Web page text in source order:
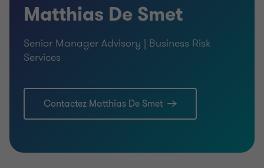
Matthias De Smet
Senior Manager Advisory | Business Risk
Services
Contactez Matthias De Smet